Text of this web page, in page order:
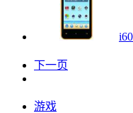
下一页
游戏